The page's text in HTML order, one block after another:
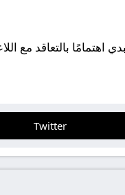
مع اللاعب، البالغ من
Twitter